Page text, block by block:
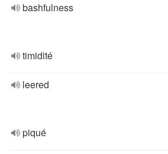
bashfulness
timidité
leered
piqué